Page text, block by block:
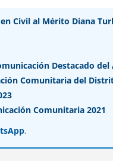
Civil al Mérito Diana
Destacado del
Comunitaria del
Comunitaria 2021
.